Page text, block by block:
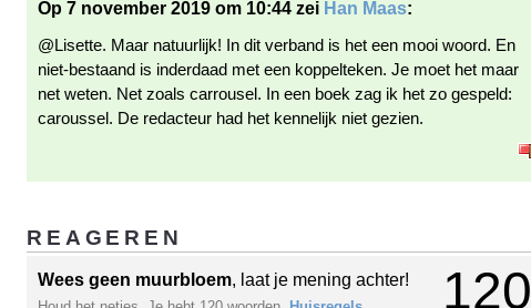
Op 7 november 2019 om 10:44 zei Han Maas:
@Lisette. Maar natuurlijk! In dit verband is het een mooi woord. En
niet-bestaand is inderdaad met een koppelteken. Je moet het maar
net weten. Net zoals carrousel. In een boek zag ik het zo gespeld:
caroussel. De redacteur had het kennelijk niet gezien.
REAGEREN
120
Wees geen muurbloem, laat je mening achter!